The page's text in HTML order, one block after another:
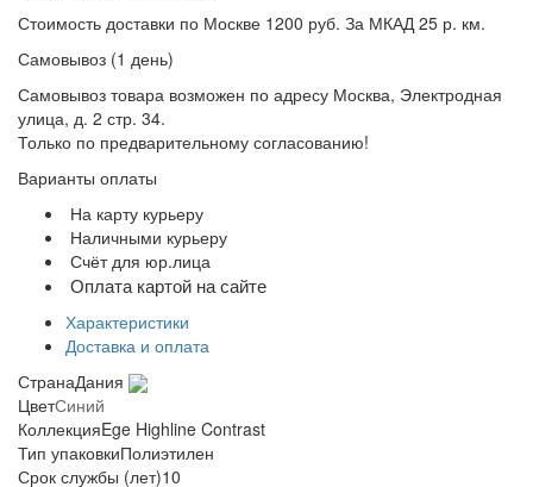
Стоимость доставки по Москве 1200 руб. За МКАД 25 р. км.
Самовывоз (1 день)
Самовывоз товара возможен по адресу Москва, Электродная
улица, д. 2 стр. 34.
Только по предварительному согласованию!
Варианты оплаты
На карту курьеру
Наличными курьеру
Счёт для юр.лица
Оплата картой на сайте
Характеристики
Доставка и оплата
СтранаДания
ЦветСиний
КоллекцияEge Highline Contrast
Тип упаковкиПолиэтилен
Срок службы (лет)10